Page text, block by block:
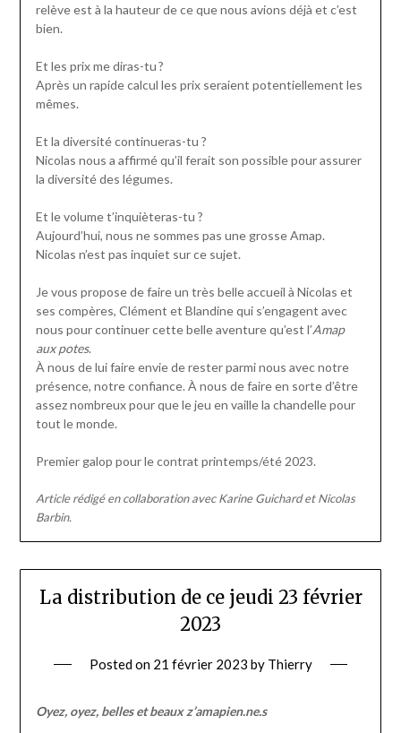
relève est à la hauteur de ce que nous avions déjà et c’est
bien.
Et les prix me diras-tu ?
Après un rapide calcul les prix seraient potentiellement les
mêmes.
Et la diversité continueras-tu ?
Nicolas nous a affirmé qu’il ferait son possible pour assurer
la diversité des légumes.
Et le volume t’inquièteras-tu ?
Aujourd’hui, nous ne sommes pas une grosse Amap.
Nicolas n’est pas inquiet sur ce sujet.
Je vous propose de faire un très belle accueil à Nicolas et
ses compères, Clément et Blandine qui s’engagent avec
nous pour continuer cette belle aventure qu’est l’Amap
aux potes.
À nous de lui faire envie de rester parmi nous avec notre
présence, notre confiance. À nous de faire en sorte d’être
assez nombreux pour que le jeu en vaille la chandelle pour
tout le monde.
Premier galop pour le contrat printemps/été 2023.
Article rédigé en collaboration avec Karine Guichard et Nicolas
Barbin.
La distribution de ce jeudi 23 février
2023
Posted on 21 février 2023 by Thierry
Oyez, oyez, belles et beaux z’amapien.ne.s